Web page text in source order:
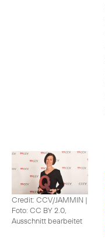
Credit: CCV/JAMMIN |
Foto: CC BY 2.0,
Ausschnitt bearbeitet